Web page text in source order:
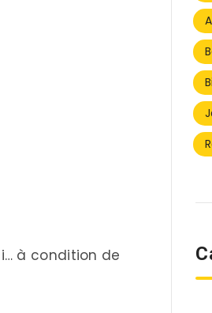
à condition de